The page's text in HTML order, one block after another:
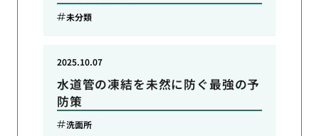
未分類
水道管の凍結を未然に防ぐ最強の予
防策
2025.10.07
洗面所